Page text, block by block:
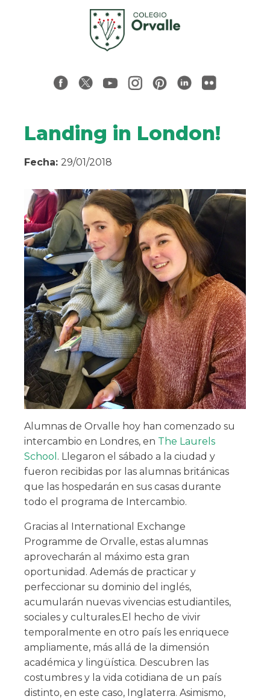
Landing in London!
Fecha: 29/01/2018
Alumnas de Orvalle hoy han comenzado su
intercambio en Londres, en The Laurels
School . Llegaron el sábado a la ciudad y
fueron recibidas por las alumnas británicas
que las hospedarán en sus casas durante
todo el programa de Intercambio.
Gracias al International Exchange
Programme de Orvalle, estas alumnas
aprovecharán al máximo esta gran
oportunidad. Además de practicar y
perfeccionar su dominio del inglés,
acumularán nuevas vivencias estudiantiles,
sociales y culturales.El hecho de vivir
temporalmente en otro país les enriquece
ampliamente, más allá de la dimensión
académica y lingüística. Descubren las
costumbres y la vida cotidiana de un país
distinto, en este caso, Inglaterra. Asimismo,